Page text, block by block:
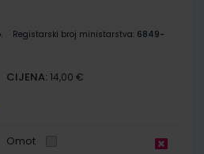
Registarski broj ministarstva: 6849-
CIJENA: 14,00 €
Omot